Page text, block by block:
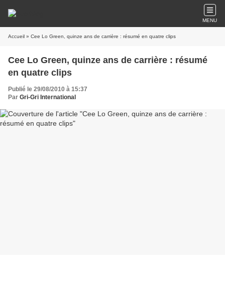
MENU
Accueil » Cee Lo Green, quinze ans de carrière : résumé en quatre clips
Cee Lo Green, quinze ans de carrière : résumé
en quatre clips
Publié le 29/08/2010 à 15:37
Par Gri-Gri International